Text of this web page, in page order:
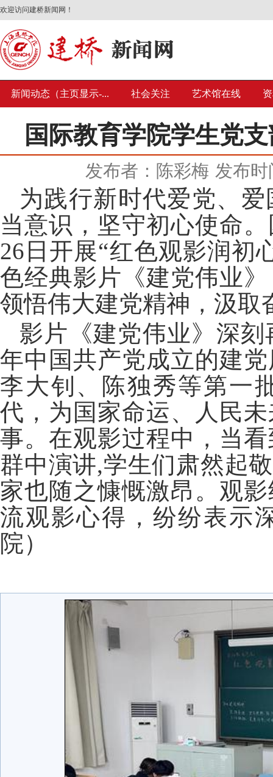
欢迎访问建桥新闻网！
新闻动态（主页显示-... 社会关注 艺术馆在线
国际教育学院学生党
发布者：陈彩梅 发布
为践行新时代爱党、
当意识，坚守初心使命
26日开展“红色观影润初
色经典影片《建党伟业
领悟伟大建党精神，汲取
影片《建党伟业》深刻
年中国共产党成立的建
李大钊、陈独秀等第一
代，为国家命运、人民
事。在观影过程中，当
群中演讲,学生们肃然起
家也随之慷慨激昂。观
流观影心得，纷纷表示
院）